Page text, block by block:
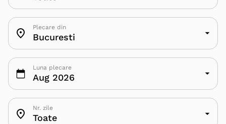
Plecare din
Bucuresti
Luna plecare
Aug 2026
Nr. zile
Toate